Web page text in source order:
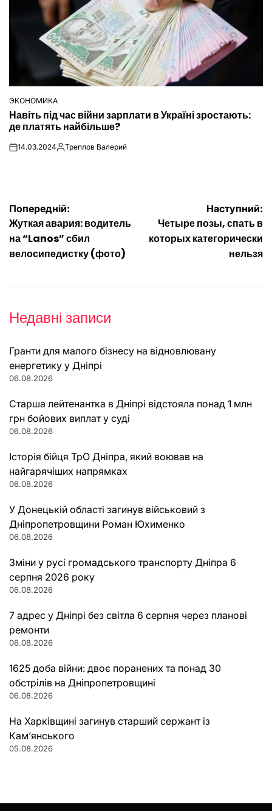
ОПУБЛІКУВАТИ
У
ЭКОНОМИКА
Навіть під час війни зарплати в Україні зростають:
де платять найбільше?
on14.03.2024Опубліковано
Треплов Валерий
Навігація
записів
Попередній:
Жуткая авария: водитель
на “Lanos” сбил
велосипедистку (фото)
Наступний:
Четыре позы, спать в
которых категорически
нельзя
Недавні записи
Гранти для малого бізнесу на відновлювану
енергетику у Дніпрі
06.08.2026
Старша лейтенантка в Дніпрі відстояла понад 1 млн
грн бойових виплат у суді
06.08.2026
Історія бійця ТрО Дніпра, який воював на
найгарячіших напрямках
06.08.2026
У Донецькій області загинув військовий з
Дніпропетровщини Роман Юхименко
06.08.2026
Зміни у русі громадського транспорту Дніпра 6
серпня 2026 року
06.08.2026
7 адрес у Дніпрі без світла 6 серпня через планові
ремонти
06.08.2026
1625 доба війни: двоє поранених та понад 30
обстрілів на Дніпропетровщині
06.08.2026
На Харківщині загинув старший сержант із
Кам’янського
05.08.2026